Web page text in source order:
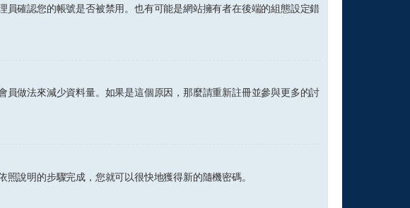
確認您的帳號是否被禁用。也有可能是網站擁有者在後端的組態設定錯
做法來減少資料量。如果是這個原因，那麼請重新註冊並參與更多的討
照說明的步驟完成，您就可以很快地獲得新的隨機密碼。